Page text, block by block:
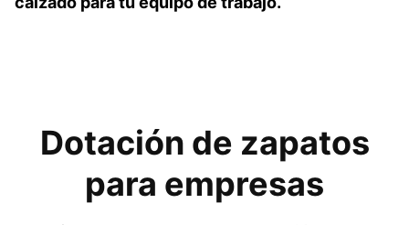
Dotación de zapatos
para empresas